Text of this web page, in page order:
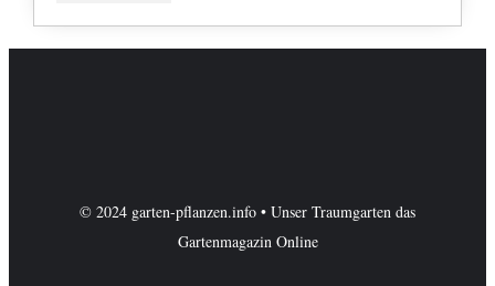
© 2024 garten-pflanzen.info • Unser Traumgarten das
Gartenmagazin Online